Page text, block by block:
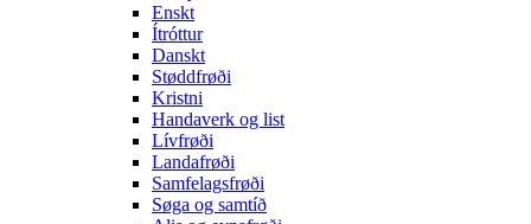
Enskt
Ítróttur
Danskt
Støddfrøði
Kristni
Handaverk og list
Lívfrøði
Landafrøði
Samfelagsfrøði
Søga og samtíð